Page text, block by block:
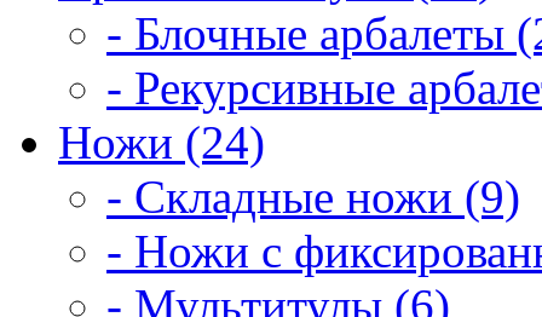
- Блочные арбалеты
- Рекурсивные
Ножи (24)
- Складные ножи (9)
- Ножи с
- Мультитулы (6)